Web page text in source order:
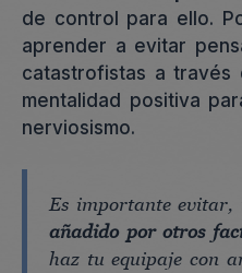
de control para ello.
aprender a evitar
catastrofistas a
mentalidad positiva
nerviosismo.
Es importante evitar,
añadido por otros
haz tu equipaje con